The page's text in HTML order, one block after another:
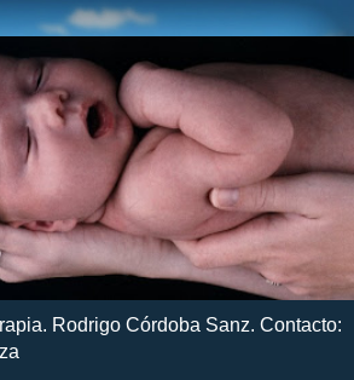
Rodrigo Córdoba Sanz. Contacto: